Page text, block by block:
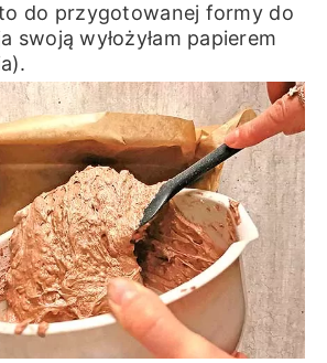
do przygotowanej formy do
swoją wyłożyłam papierem